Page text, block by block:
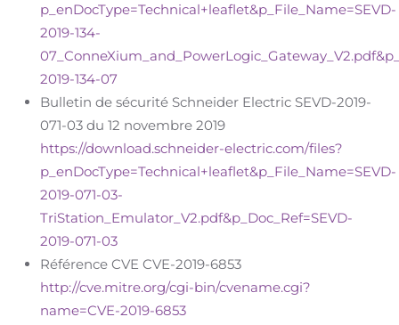
p_enDocType=Technical+leaflet&p_File_Name=SEVD-
2019-134-
2019-134-07
Bulletin de sécurité Schneider Electric SEVD-2019-
071-03 du 12 novembre 2019
https://download.schneider-electric.com/files?
p_enDocType=Technical+leaflet&p_File_Name=SEVD-
2019-071-03-
TriStation_Emulator_V2.pdf&p_Doc_Ref=SEVD-
2019-071-03
Référence CVE CVE-2019-6853
http://cve.mitre.org/cgi-bin/cvename.cgi?
name=CVE-2019-6853